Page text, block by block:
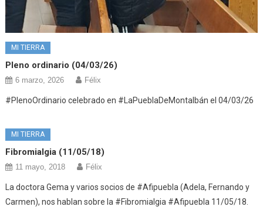
MI TIERRA
Pleno ordinario (04/03/26)
6 marzo, 2026 Félix
#PlenoOrdinario celebrado en #LaPueblaDeMontalbán el 04/03/26
MI TIERRA
Fibromialgia (11/05/18)
11 mayo, 2018 Félix
La doctora Gema y varios socios de #Afipuebla (Adela, Fernando y
Carmen), nos hablan sobre la #Fibromialgia #Afipuebla 11/05/18.